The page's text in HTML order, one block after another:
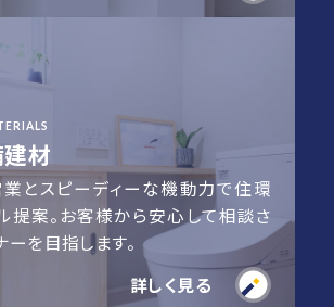
材
とスピーディーな機動力で住環
提案。 お客様から安心して相談さ
ーを目指します。
詳しく見る